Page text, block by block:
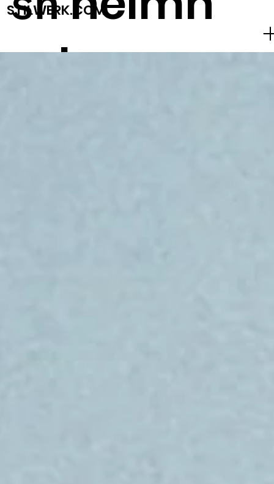
STILWERK.COM
ude